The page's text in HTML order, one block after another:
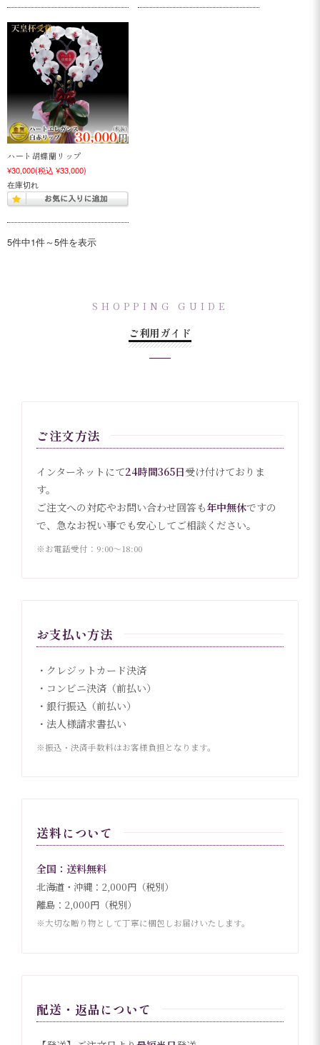
ハート胡蝶蘭リップ
¥30,000(税込 ¥33,000)
在庫切れ
5件中1件～5件を表示
SHOPPING GUIDE
ご利用ガイド
ご注文方法
インターネットにて24時間365日受け付けておりま
す。
ご注文への対応やお問い合わせ回答も年中無休ですの
で、急なお祝い事でも安心してご相談ください。
※お電話受付：9:00〜18:00
お支払い方法
・クレジットカード決済
・コンビニ決済（前払い）
・銀行振込（前払い）
・法人様請求書払い
※振込・決済手数料はお客様負担となります。
送料について
全国：送料無料
北海道・沖縄：2,000円（税別）
離島：2,000円（税別）
※大切な贈り物として丁寧に梱包しお届けいたします。
配送・返品について